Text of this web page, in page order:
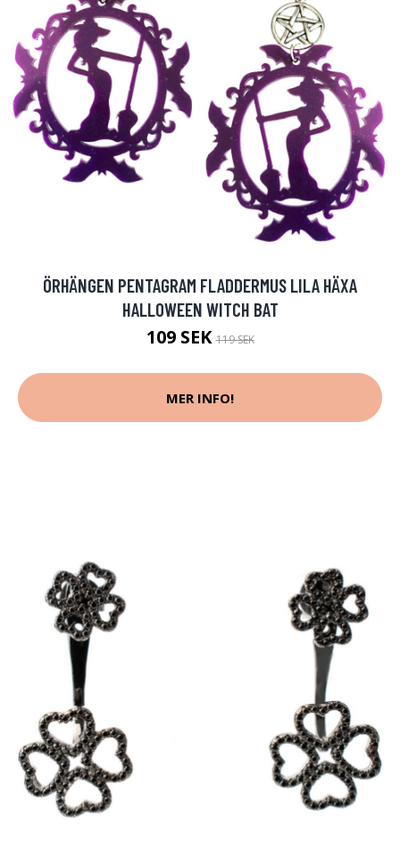
ÖRHÄNGEN PENTAGRAM FLADDERMUS LILA HÄXA
HALLOWEEN WITCH BAT
109 SEK119 SEK
MER INFO!